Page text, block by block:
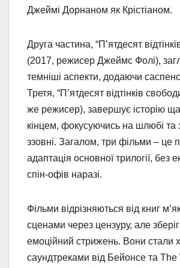
Джеймі Дорнаном як Крістіаном.
Друга частина, “П’ятдесят
(2017, режисер Джеймс Фолі),
темніші аспекти, додаючи
Третя, “П’ятдесят відтінків
же режисер), завершує історію
кінцем, фокусуючись на шлюбі та
ззовні. Загалом, три фільми – це
адаптація основної трилогії, без
спін-офів наразі.
Фільми відрізняються від книг
сценами через цензуру, але
емоційний стрижень. Вони стали
саундтреками від Бейонсе та